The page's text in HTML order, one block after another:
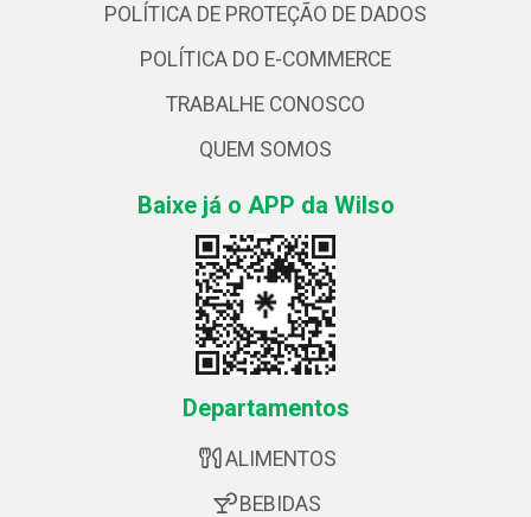
POLÍTICA DE PROTEÇÃO DE DADOS
POLÍTICA DO E-COMMERCE
TRABALHE CONOSCO
QUEM SOMOS
Baixe já o APP da Wilso
Departamentos
ALIMENTOS
BEBIDAS